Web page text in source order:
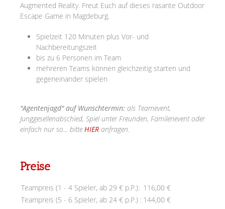
Augmented Reality. Freut Euch auf dieses rasante Outdoor
Escape Game in Magdeburg.
Spielzeit 120 Minuten plus Vor- und
Nachbereitungszeit
bis zu 6 Personen im Team
mehreren Teams können gleichzeitig starten und
gegeneinander spielen
"Agentenjagd" auf Wunschtermin: als Teamevent,
Junggesellenabschied, Spiel unter Freunden, Familenevent oder
einfach nur so... bitte HIER anfragen.
Preise
Teampreis (1 - 4 Spieler, ab 29 € p.P.): 116,00 €
Teampreis (5 - 6 Spieler, ab 24 € p.P.) : 144,00 €